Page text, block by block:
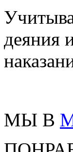
деяния
МЫ В